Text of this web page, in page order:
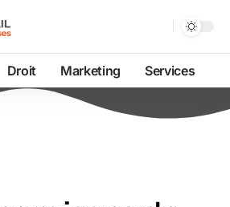
Droit Marketing Services